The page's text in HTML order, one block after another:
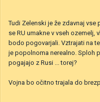
Tudi Zelenski je že zdavnaj
se RU umakne v vseh ozemelj,
bodo pogovarjali. Vztrajati na
je popolnoma nerealno. Sploh
pogajajo z Rusi ... torej?
Vojna bo očitno trajala do